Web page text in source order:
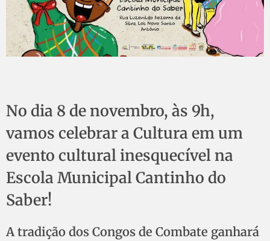
No dia 8 de novembro, às 9h,
vamos celebrar a Cultura em um
evento cultural inesquecível na
Escola Municipal Cantinho do
Saber!
A tradição dos Congos de Combate ganhará